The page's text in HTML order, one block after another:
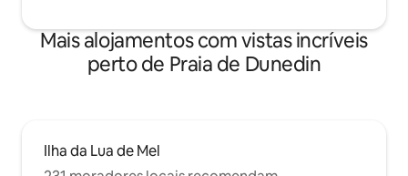
Mais alojamentos com vistas incríveis
perto de Praia de Dunedin
Ilha da Lua de Mel